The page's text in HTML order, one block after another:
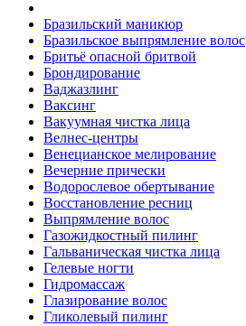
Бразильский маникюр
Бразильское выпрямление волос
Бритьё опасной бритвой
Брондирование
Ваджазлинг
Ваксинг
Вакуумная чистка лица
Велнес-центры
Венецианское мелирование
Вечерние прически
Водорослевое обертывание
Восстановление ресниц
Выпрямление волос
Газожидкостный пилинг
Гальваническая чистка лица
Гелевые ногти
Гидромассаж
Глазирование волос
Гликолевый пилинг